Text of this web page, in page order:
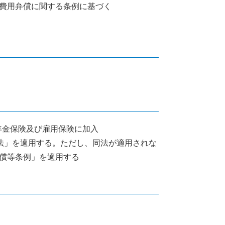
用弁償に関する条例に基づく
保険及び雇用保険に加入
を適用する。ただし、同法が適用されな
等条例」を適用する